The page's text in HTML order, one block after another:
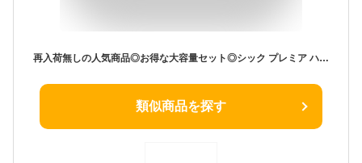
再入荷無しの人気商品◎お得な大容量セット◎シック プレミア ハイドロシルク 本体 ホルダー＋替刃7個付き 敏感肌用 Schick T字カミソリ カミソリ 便利なシャワーハンガー＆シックプレミア 顔そり用I字カミソリ付きムダ毛ケア 女性用 レディース
類似商品を探す